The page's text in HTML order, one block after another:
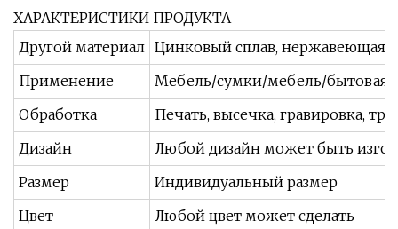
ХАРАКТЕРИСТИКИ ПРОДУКТА
Другой материал Цинковый сплав, нержавеющая
Применение
Мебель/сумки/мебель/бытовая
Обработка
Печать, высечка, гравировка,
Дизайн
Любой дизайн может быть
Размер
Индивидуальный размер
Цвет
Любой цвет может сделать